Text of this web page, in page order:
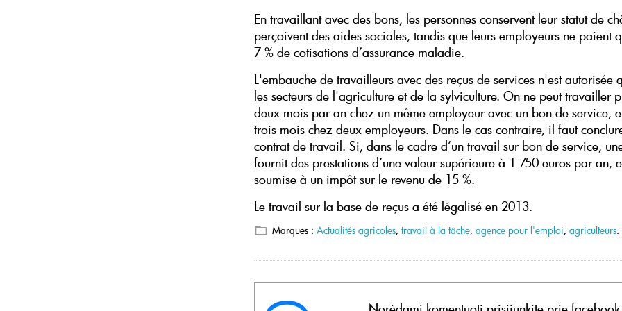
En travaillant avec des bons, les personnes conservent leur statut de
perçoivent des aides sociales, tandis que leurs employeurs ne paient
7 % de cotisations d’assurance maladie.
L'embauche de travailleurs avec des reçus de services n'est autorisée
les secteurs de l'agriculture et de la sylviculture. On ne peut travailler
deux mois par an chez un même employeur avec un bon de service,
trois mois chez deux employeurs. Dans le cas contraire, il faut
contrat de travail. Si, dans le cadre d’un travail sur bon de service,
fournit des prestations d’une valeur supérieure à 1 750 euros par an,
soumise à un impôt sur le revenu de 15 %.
Le travail sur la base de reçus a été légalisé en 2013.
Marques : Actualités agricoles, travail à la tâche, agence pour l'emploi, agriculteurs.